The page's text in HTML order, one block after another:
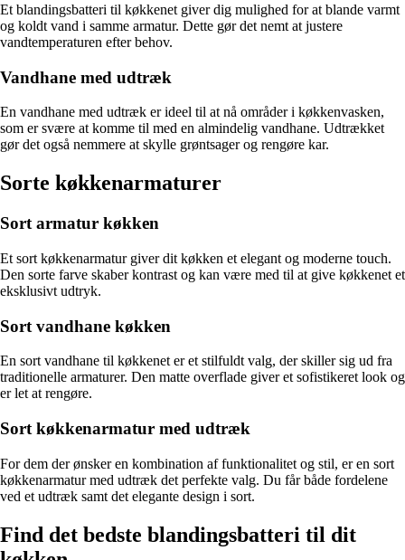
Et blandingsbatteri til køkkenet giver dig mulighed for at blande varmt
og koldt vand i samme armatur. Dette gør det nemt at justere
vandtemperaturen efter behov.
Vandhane med udtræk
En vandhane med udtræk er ideel til at nå områder i køkkenvasken,
som er svære at komme til med en almindelig vandhane. Udtrækket
gør det også nemmere at skylle grøntsager og rengøre kar.
Sorte køkkenarmaturer
Sort armatur køkken
Et sort køkkenarmatur giver dit køkken et elegant og moderne touch.
Den sorte farve skaber kontrast og kan være med til at give køkkenet et
eksklusivt udtryk.
Sort vandhane køkken
En sort vandhane til køkkenet er et stilfuldt valg, der skiller sig ud fra
traditionelle armaturer. Den matte overflade giver et sofistikeret look og
er let at rengøre.
Sort køkkenarmatur med udtræk
For dem der ønsker en kombination af funktionalitet og stil, er en sort
køkkenarmatur med udtræk det perfekte valg. Du får både fordelene
ved et udtræk samt det elegante design i sort.
Find det bedste blandingsbatteri til dit